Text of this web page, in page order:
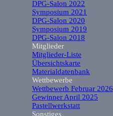
DPG-Salon 2022
Symposium 2021
DPG-Salon 2020
Symposium 2019
DPG-Salon 2018
Mitglieder
Mitglieder-Liste
Übersichtskarte
Materialdatenbank
Wettbewerbe
Wettbewerb Februar 2026
Gewinner April 2025
Pastellwerkstatt
Sonstiges